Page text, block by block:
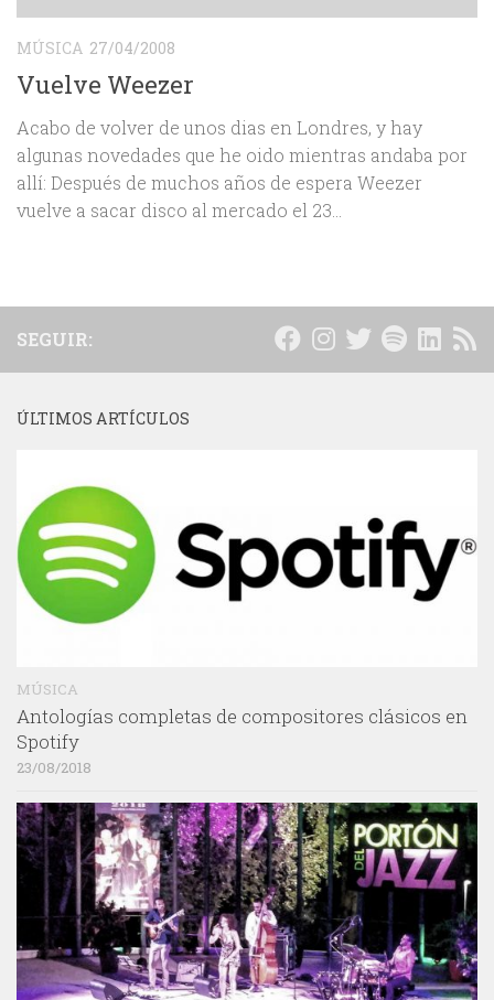
MÚSICA 27/04/2008
Vuelve Weezer
Acabo de volver de unos dias en Londres, y hay
algunas novedades que he oido mientras andaba por
allí: Después de muchos años de espera Weezer
vuelve a sacar disco al mercado el 23...
SEGUIR:
ÚLTIMOS ARTÍCULOS
MÚSICA
Antologías completas de compositores clásicos en
Spotify
23/08/2018